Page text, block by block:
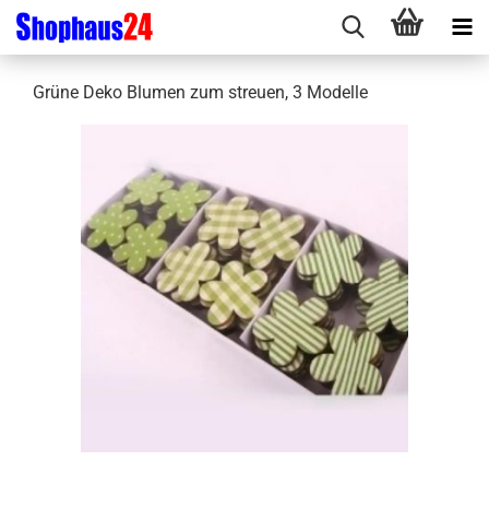
Grüne Deko Blumen zum streuen, 3 Modelle